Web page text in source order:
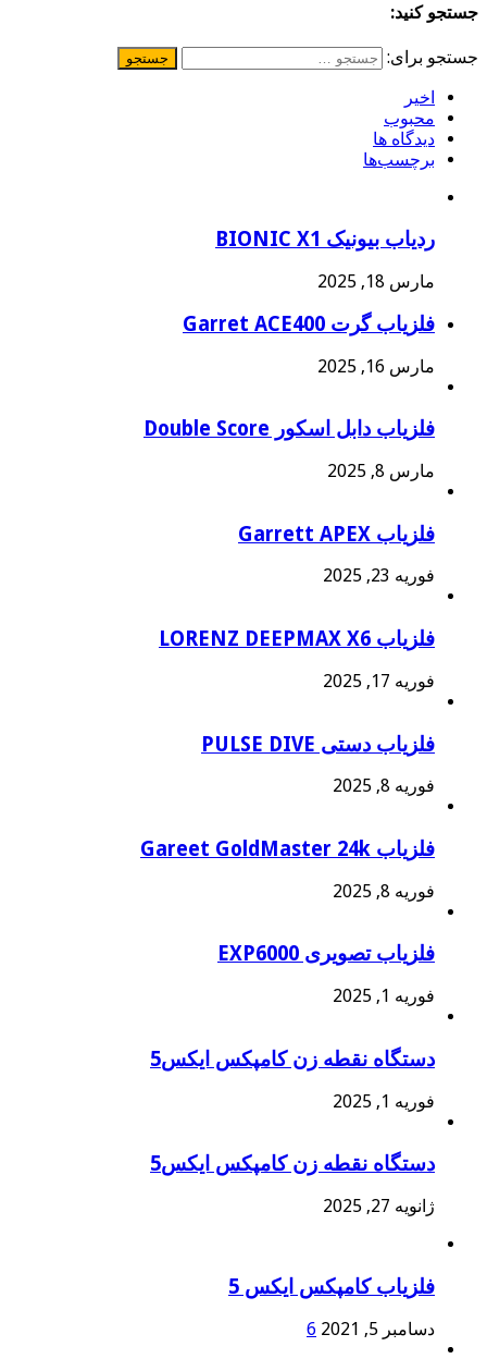
جستجو کنید:
جستجو برای:
اخیر
محبوب
دیدگاه ها
برچسب‌ها
ردیاب بیونیک BIONIC X1
مارس 18, 2025
فلزیاب گرت Garret ACE400
مارس 16, 2025
فلزیاب دابل اسکور Double Score
مارس 8, 2025
فلزیاب Garrett APEX
فوریه 23, 2025
فلزیاب LORENZ DEEPMAX X6
فوریه 17, 2025
فلزیاب دستی PULSE DIVE
فوریه 8, 2025
فلزیاب Gareet GoldMaster 24k
فوریه 8, 2025
فلزیاب تصویری EXP6000
فوریه 1, 2025
دستگاه نقطه زن کامپکس ایکس5
فوریه 1, 2025
دستگاه نقطه زن کامپکس ایکس5
ژانویه 27, 2025
فلزیاب کامپکس ایکس 5
دسامبر 5, 2021 6